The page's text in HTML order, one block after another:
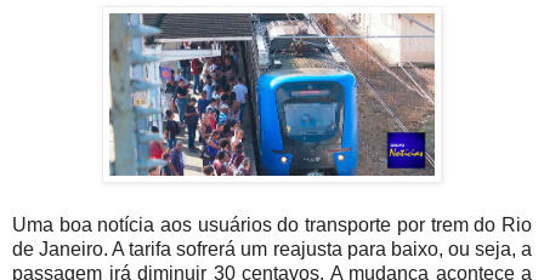
Uma boa notícia aos usuários do transporte por trem do Rio
de Janeiro. A tarifa sofrerá um reajusta para baixo, ou seja, a
passagem irá diminuir 30 centavos. A mudança acontece a